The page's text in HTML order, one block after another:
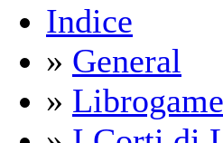
Indice
» General
»